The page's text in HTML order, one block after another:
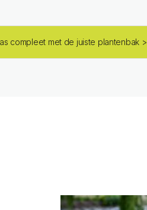
compleet met de juiste plantenbak >